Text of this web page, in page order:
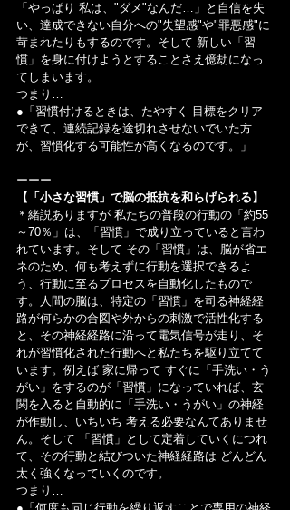
「やっぱり 私は、"ダメ"なんだ…」と自信を失
い、達成できない自分への"失望感"や"罪悪感"に
苛まれたりもするのです。そして 新しい「習
慣」を身に付けようとすることさえ億劫になっ
てしまいます。
つまり…
●「習慣付けるときは、たやすく 目標をクリア
できて、連続記録を途切れさせないでいた方
が、習慣化する可能性が高くなるのです。」
ーーー
【「小さな習慣」で脳の抵抗を和らげられる】
＊緒説ありますが 私たちの普段の行動の「約55
～70％」は、「習慣」で成り立っていると言わ
れています。そして その「習慣」は、脳が省エ
ネのため、何も考えずに行動を選択できるよ
う、行動に至るプロセスを自動化したもので
す。人間の脳は、特定の「習慣」を司る神経経
路が何らかの合図や外からの刺激で活性化する
と、その神経経路に沿って電気信号が走り、そ
れが習慣化された行動へと私たちを駆り立てて
います。例えば 家に帰って すぐに「手洗い・う
がい」をするのが「習慣」になっていれば、玄
関を入ると自動的に「手洗い・うがい」の神経
が作動し、いちいち 考える必要なんてありませ
ん。そして 「習慣」として定着していくにつれ
て、その行動と結びついた神経経路は どんどん
太く強くなっていくのです。
つまり…